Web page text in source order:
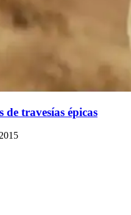
travesías épicas